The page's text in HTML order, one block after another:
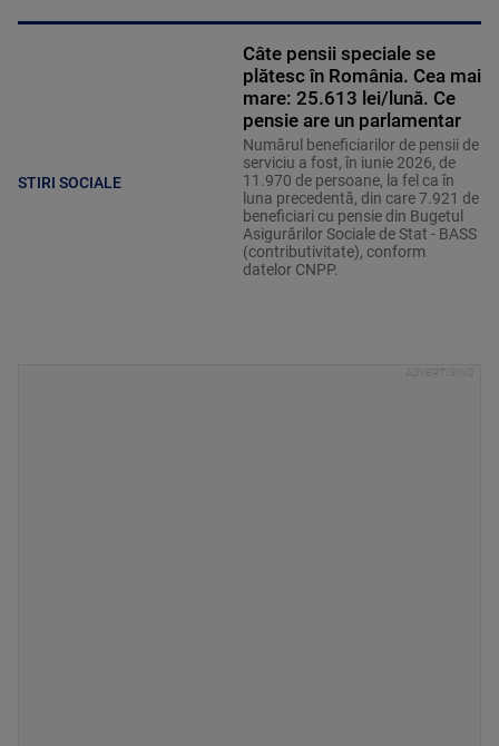
STIRI SOCIALE
Câte pensii speciale se
plătesc în România. Cea mai
mare: 25.613 lei/lună. Ce
pensie are un parlamentar
Numărul beneficiarilor de pensii de
serviciu a fost, în iunie 2026, de
11.970 de persoane, la fel ca în
luna precedentă, din care 7.921 de
beneficiari cu pensie din Bugetul
Asigurărilor Sociale de Stat - BASS
(contributivitate), conform
datelor CNPP.